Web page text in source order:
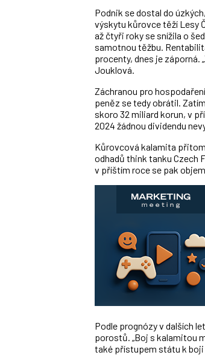
Podnik se dostal do
výskytu kůrovce těží Lesy
až čtyři roky se snížila o
samotnou těžbu.
procenty, dnes je záporná.
Jouklová.
Záchranou pro
peněz se tedy obrátil.
skoro 32 miliard korun, v
2024 žádnou dividendu
Kůrovcová kalamita
odhadů think tanku Czech
v příštím roce se pak
Podle prognózy v dalších
porostů. „Boj s kalamitou
také přístupem státu k boji